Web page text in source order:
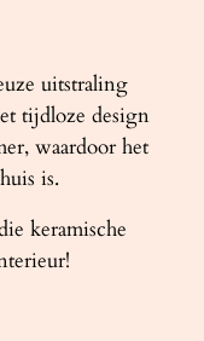
uitstraling
tijdloze design
waardoor het
is.
keramische